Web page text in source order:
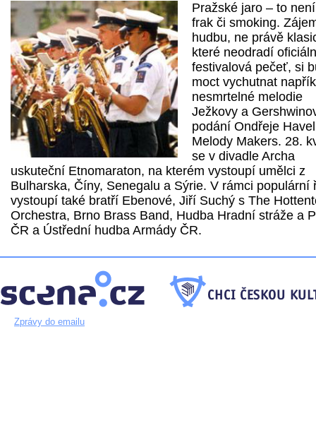
Pražské jaro – to
frak či smoking.
hudbu, ne právě
které neodradí
festivalová pečeť, si
moct vychutnat
nesmrtelné melodie
Ježkovy a
podání Ondřeje
Melody Makers. 28.
se v divadle Archa
uskuteční Etnomaraton, na kterém vystoupí umělci z
Bulharska, Číny, Senegalu a Sýrie. V rámci populární
vystoupí také bratří Ebenové, Jiří Suchý s The
Orchestra, Brno Brass Band, Hudba Hradní stráže a
ČR a Ústřední hudba Armády ČR.
Zprávy do emailu